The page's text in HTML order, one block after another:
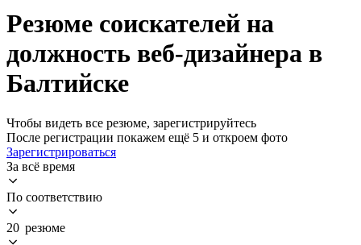
Резюме соискателей на
должность веб-дизайнера в
Балтийске
Чтобы видеть все резюме, зарегистрируйтесь
После регистрации покажем ещё 5 и откроем фото
Зарегистрироваться
За всё время
По соответствию
20 резюме